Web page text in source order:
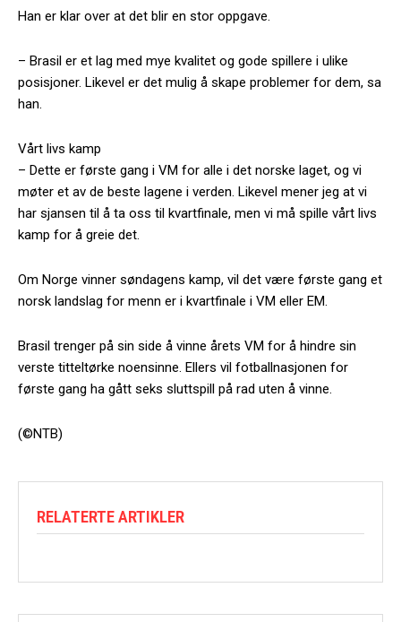
Han er klar over at det blir en stor oppgave.
– Brasil er et lag med mye kvalitet og gode spillere i ulike
posisjoner. Likevel er det mulig å skape problemer for dem, sa
han.
Vårt livs kamp
– Dette er første gang i VM for alle i det norske laget, og vi
møter et av de beste lagene i verden. Likevel mener jeg at vi
har sjansen til å ta oss til kvartfinale, men vi må spille vårt livs
kamp for å greie det.
Om Norge vinner søndagens kamp, vil det være første gang et
norsk landslag for menn er i kvartfinale i VM eller EM.
Brasil trenger på sin side å vinne årets VM for å hindre sin
verste titteltørke noensinne. Ellers vil fotballnasjonen for
første gang ha gått seks sluttspill på rad uten å vinne.
(©NTB)
RELATERTE ARTIKLER